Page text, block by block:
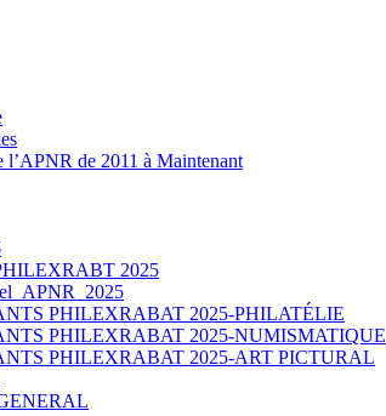
l’APNR de 2011 à Maintenant
2025
PHILEXRABAT 2025-PHILATÉLIE
PHILEXRABAT 2025-NUMISMATIQUE
PHILEXRABAT 2025-ART PICTURAL